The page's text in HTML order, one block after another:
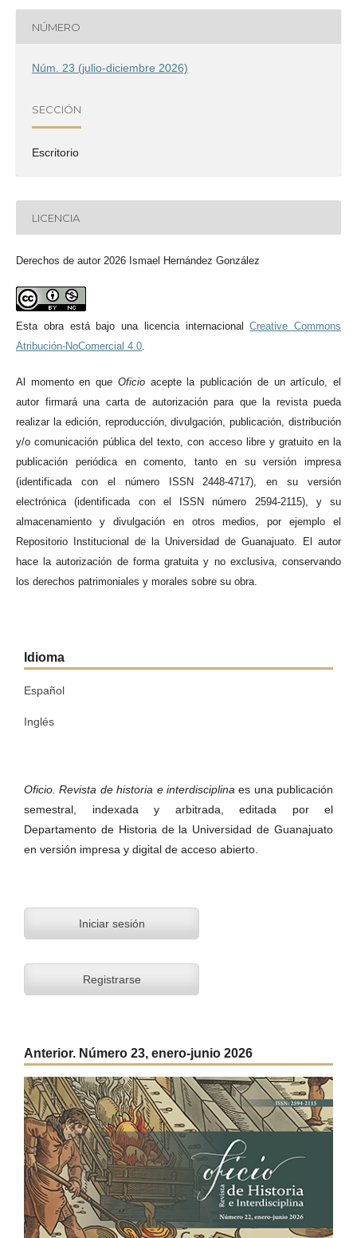
NÚMERO
Núm. 23 (julio-diciembre 2026)
SECCIÓN
Escritorio
LICENCIA
Derechos de autor 2026 Ismael Hernández González
Esta obra está bajo una licencia internacionalCreative Commons
Atribución-NoComercial 4.0.
Al momento en que Oficioacepte la publicación de un artículo, el
autor firmará una carta de autorización para que la revista pueda
realizar la edición, reproducción, divulgación, publicación, distribución
y/o comunicación pública del texto, con acceso libre y gratuito en la
publicación periódica en comento, tanto en su versión impresa
(identificada con el número ISSN 2448-4717), en su versión
electrónica (identificada con el ISSN número 2594-2115), y su
almacenamiento y divulgación en otros medios, por ejemplo el
Repositorio Institucional de la Universidad de Guanajuato. El autor
hace la autorización de forma gratuita y no exclusiva, conservando
los derechos patrimoniales y morales sobre su obra.
Idioma
Español
Inglés
Oficio. Revista de historia e interdisciplinaes una publicación
semestral, indexada y arbitrada, editada por el
Departamento de Historia de la Universidad de Guanajuato
en versión impresa y digital de acceso abierto.
Iniciar sesión
Registrarse
Anterior. Número 23, enero-junio 2026